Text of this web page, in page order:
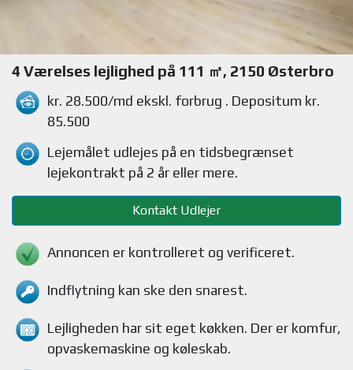
4 Værelses lejlighed på 111 ㎡, 2150 Østerbro
kr. 28.500/md ekskl. forbrug . Depositum kr.
85.500
Lejemålet udlejes på en tidsbegrænset
lejekontrakt på 2 år eller mere.
Kontakt Udlejer
Annoncen er kontrolleret og verificeret.
Indflytning kan ske den snarest.
Lejligheden har sit eget køkken. Der er komfur,
opvaskemaskine og køleskab.